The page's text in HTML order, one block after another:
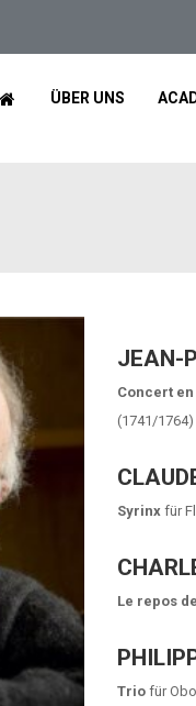
ÜBER UNS
JEAN-
Concert
(1741/1764)
Syrinx für
Le repos
Trio für